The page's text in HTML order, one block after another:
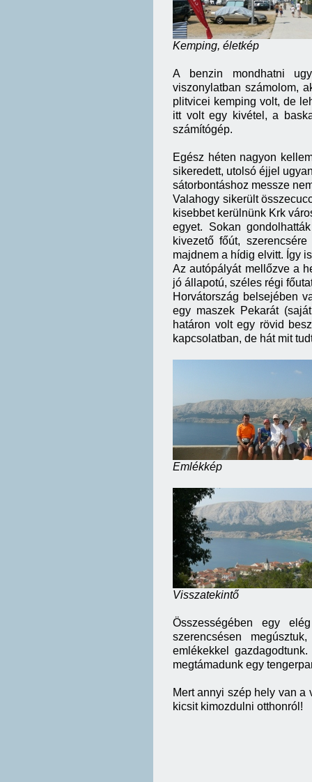
Kemping, életkép
A benzin mondhatni
viszonylatban számolom,
plitvicei kemping volt, de
itt volt egy kivétel, a
számítógép.
Egész héten nagyon
sikeredett, utolsó éjjel
sátorbontáshoz messze
Valahogy sikerült
kisebbet kerülnünk Krk
egyet. Sokan
kivezető főút,
majdnem a hídig elvitt. Így
Az autópályát mellőzve a
jó állapotú, széles régi
Horvátország belsejében
egy maszek Pekarát
határon volt egy rövid
kapcsolatban, de hát mit
Emlékkép
Visszatekintő
Összességében egy
szerencsésen
emlékekkel
megtámadunk egy
Mert annyi szép hely van
kicsit kimozdulni otthonról!